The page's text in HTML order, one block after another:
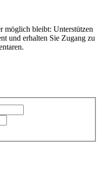
möglich bleibt: Unterstützen
und erhalten Sie Zugang zu